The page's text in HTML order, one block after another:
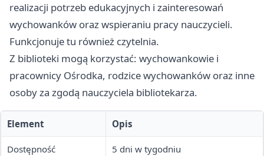
realizacji potrzeb edukacyjnych i zainteresowań
wychowanków oraz wspieraniu pracy nauczycieli.
Funkcjonuje tu również czytelnia.
Z biblioteki mogą korzystać: wychowankowie i
pracownicy Ośrodka, rodzice wychowanków oraz inne
osoby za zgodą nauczyciela bibliotekarza.
Element Opis
Dostępność 5 dni w tygodniu